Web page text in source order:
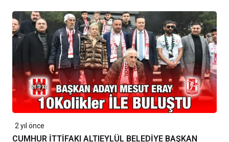
2 yıl önce
CUMHUR İTTİFAKI ALTIEYLÜL BELEDİYE BAŞKAN